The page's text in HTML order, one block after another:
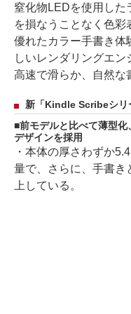
窒化物LEDを使用した
を損なうことなく色彩
優れたカラー手書き体
しいレンダリングエン
高速で滑らか、自然な
新「Kindle Scribeシリ
前モデルと比べて薄型
デザインを採用
・本体の厚さわずか
量で、さらに、手書き
上している。